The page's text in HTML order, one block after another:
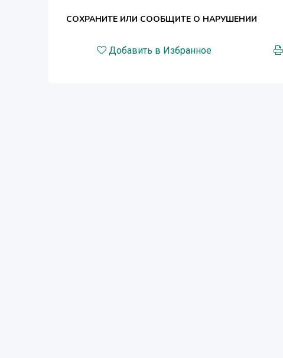
СОХРАНИТЕ ИЛИ СООБЩИТЕ О НАРУШЕНИИ
Добавить в Избранное